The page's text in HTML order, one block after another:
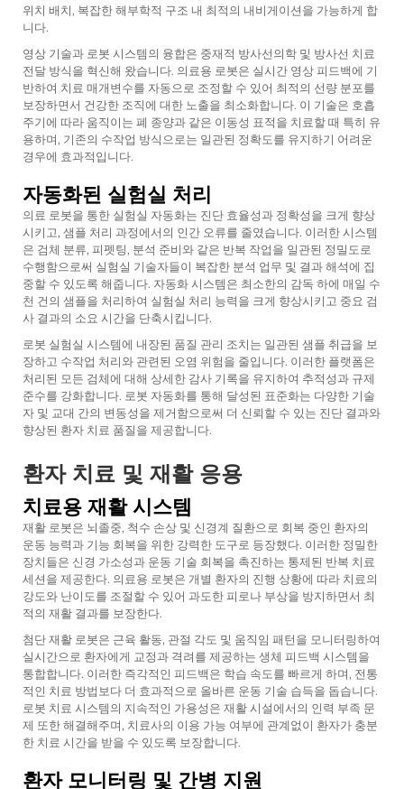
위치 배치, 복잡한 해부학적 구조 내 최적의 내비게이션을 가능하게 합
니다.
영상 기술과 로봇 시스템의 융합은 중재적 방사선의학 및 방사선 치료
전달 방식을 혁신해 왔습니다. 의료용 로봇은 실시간 영상 피드백에 기
반하여 치료 매개변수를 자동으로 조정할 수 있어 최적의 선량 분포를
보장하면서 건강한 조직에 대한 노출을 최소화합니다. 이 기술은 호흡
주기에 따라 움직이는 폐 종양과 같은 이동성 표적을 치료할 때 특히 유
용하며, 기존의 수작업 방식으로는 일관된 정확도를 유지하기 어려운
경우에 효과적입니다.
자동화된 실험실 처리
의료 로봇을 통한 실험실 자동화는 진단 효율성과 정확성을 크게 향상
시키고, 샘플 처리 과정에서의 인간 오류를 줄였습니다. 이러한 시스템
은 검체 분류, 피펫팅, 분석 준비와 같은 반복 작업을 일관된 정밀도로
수행함으로써 실험실 기술자들이 복잡한 분석 업무 및 결과 해석에 집
중할 수 있도록 해줍니다. 자동화 시스템은 최소한의 감독 하에 매일 수
천 건의 샘플을 처리하여 실험실 처리 능력을 크게 향상시키고 중요 검
사 결과의 소요 시간을 단축시킵니다.
로봇 실험실 시스템에 내장된 품질 관리 조치는 일관된 샘플 취급을 보
장하고 수작업 처리와 관련된 오염 위험을 줄입니다. 이러한 플랫폼은
처리된 모든 검체에 대해 상세한 감사 기록을 유지하여 추적성과 규제
준수를 강화합니다. 로봇 자동화를 통해 달성된 표준화는 다양한 기술
자 및 교대 간의 변동성을 제거함으로써 더 신뢰할 수 있는 진단 결과와
향상된 환자 치료 품질을 제공합니다.
환자 치료 및 재활 응용
치료용 재활 시스템
재활 로봇은 뇌졸중, 척수 손상 및 신경계 질환으로 회복 중인 환자의
운동 능력과 기능 회복을 위한 강력한 도구로 등장했다. 이러한 정밀한
장치들은 신경 가소성과 운동 기술 회복을 촉진하는 통제된 반복 치료
세션을 제공한다. 의료용 로봇은 개별 환자의 진행 상황에 따라 치료의
강도와 난이도를 조절할 수 있어 과도한 피로나 부상을 방지하면서 최
적의 재활 결과를 보장한다.
첨단 재활 로봇은 근육 활동, 관절 각도 및 움직임 패턴을 모니터링하여
실시간으로 환자에게 교정과 격려를 제공하는 생체 피드백 시스템을
통합합니다. 이러한 즉각적인 피드백은 학습 속도를 빠르게 하며, 전통
적인 치료 방법보다 더 효과적으로 올바른 운동 기술 습득을 돕습니다.
로봇 치료 시스템의 지속적인 가용성은 재활 시설에서의 인력 부족 문
제 또한 해결해주며, 치료사의 이용 가능 여부에 관계없이 환자가 충분
한 치료 시간을 받을 수 있도록 보장합니다.
환자 모니터링 및 간병 지원